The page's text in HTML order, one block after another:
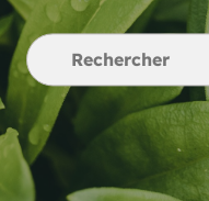
chevron_right